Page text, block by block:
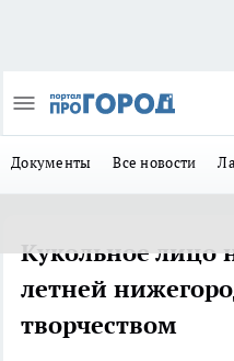
Документы Все новости
Кукольное лицо
летней
творчеством